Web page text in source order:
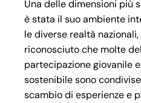
Una delle dimensioni più
è stata il suo ambiente
le diverse realtà
riconosciuto che molte
partecipazione giovanile
sostenibile sono
scambio di esperienze e